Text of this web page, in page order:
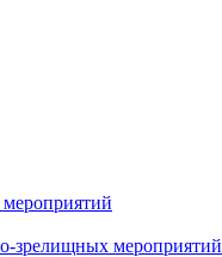
зрелищных мероприятий